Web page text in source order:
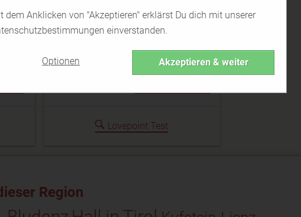
dem Anklicken von "Akzeptieren" erklärst Du dich mit unserer
einverstanden.
Optionen Akzeptieren & weiter
Lovepoint
Lovepoint Test
Region